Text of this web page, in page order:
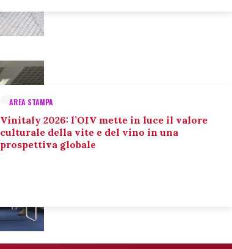
AREA STAMPA
Vinitaly 2026: l’OIV mette in luce il valore
culturale della vite e del vino in una
prospettiva globale